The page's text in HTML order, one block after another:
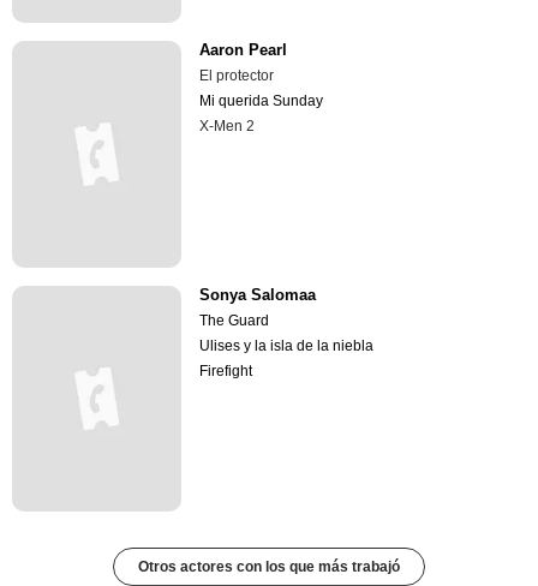
Aaron Pearl
El protector
Mi querida Sunday
X-Men 2
Sonya Salomaa
The Guard
Ulises y la isla de la niebla
Firefight
Otros actores con los que más trabajó